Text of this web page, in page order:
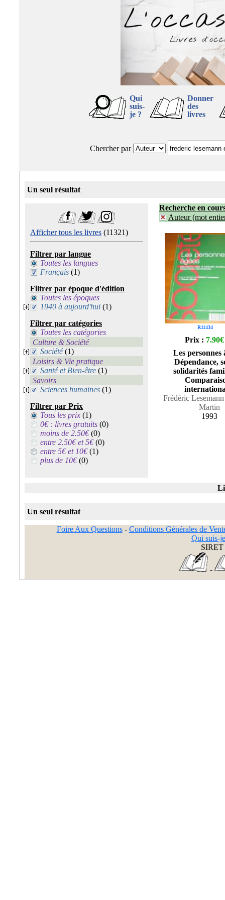
Qui
suis-
je ?
Donner
des
livres
Chercher par
Un seul résultat
Afficher tous les livres (11321)
Filtrer par langue
Toutes les langues
Français (1)
Filtrer par époque d'édition
Toutes les époques
1940 à aujourd'hui (1)
Filtrer par catégories
Toutes les catégories
Culture & Société
Société(1)
Loisirs & Vie pratique
Santé et Bien-être (1)
Savoirs
Sciences humaines (1)
Filtrer par Prix
Tous les prix (1)
0€ : livres gratuits (0)
moins de 2.50€(0)
entre 2.50€ et 5€(0)
entre 5€ et 10€(1)
plus de 10€(0)
Recherche en
Auteur (mot
R11434
Prix : 7.90€
Les personnes
Dépendance,
solidarités
Frédéric
Martin
1993
Un seul résultat
Foire Aux Questions- Conditions Générales de
Qui suis-
SIRET
-